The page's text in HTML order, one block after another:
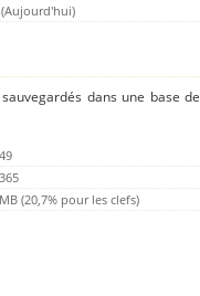
(Aujourd'hui)
dans une base de
(20,7% pour les clefs)